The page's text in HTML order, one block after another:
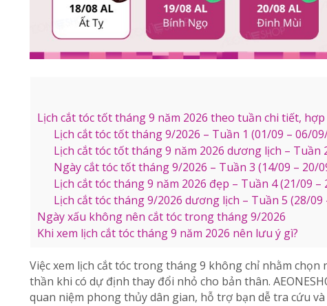
Lịch cắt tóc tốt tháng 9 năm 2026 theo tuần chi tiết,
Lịch cắt tóc tốt tháng 9/2026 – Tuần 1 (01/09 – 06/
Lịch cắt tóc tốt tháng 9 năm 2026 dương lịch – Tuần
Ngày cắt tóc tốt tháng 9/2026 – Tuần 3 (14/09 – 20/
Lịch cắt tóc tháng 9 năm 2026 đẹp – Tuần 4 (21/09 –
Lịch cắt tóc tháng 9/2026 dương lịch – Tuần 5 (28/09
Ngày xấu không nên cắt tóc trong tháng 9/2026
Khi xem lịch cắt tóc tháng 9 năm 2026 nên lưu ý gì?
Việc xem lịch cắt tóc trong tháng 9 không chỉ nhằm
thần khi có dự định thay đổi nhỏ cho bản thân.
quan niệm phong thủy dân gian, hỗ trợ bạn dễ tra cứu